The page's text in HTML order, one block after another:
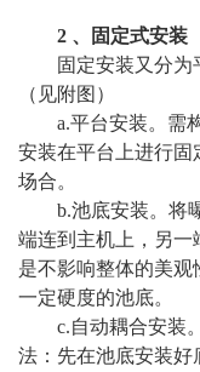
2 、固定式安装
固定安装又分
（见附图）
a.平台安装。需
安装在平台上进行固
场合。
b.池底安装。将
端连到主机上，另一
是不影响整体的美
一定硬度的池底。
c.自动耦合安装
法：先在池底安装好